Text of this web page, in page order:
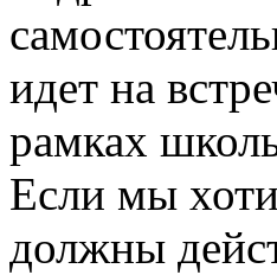
идет на
рамках
Если мы
должны